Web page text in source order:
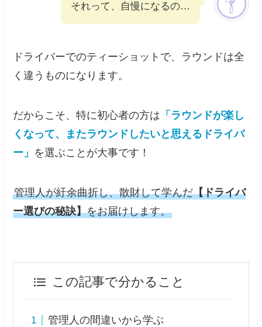
それって、自慢になるの…
ドライバーでのティーショットで、ラウンドは全
く違うものになります。
だからこそ、特に初心者の方は 「ラウンドが楽し
くなって、またラウンドしたいと思えるドライバ
ー」 を選ぶことが大事です！
管理人が紆余曲折し、散財して学んだ【ドライバ
ー選びの秘訣】をお届けします。
この記事で分かること
管理人の間違いから学ぶ